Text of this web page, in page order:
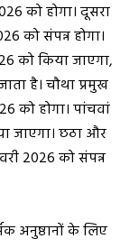
को होगा। दूसरा
को संपन्न होगा।
को किया जाएगा,
है। चौथा प्रमुख
को होगा। पांचवां
जाएगा। छठा और
2026 को संपन्न
अनुष्ठानों के लिए